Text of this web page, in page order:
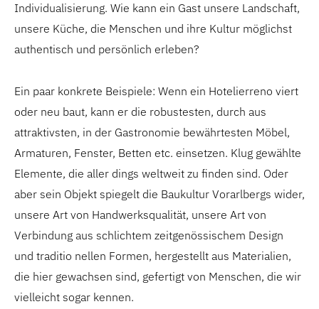
Individualisierung. Wie kann ein Gast unsere Landschaft,
unsere Küche, die Menschen und ihre Kultur möglichst
authentisch und persönlich erleben?
Ein paar konkrete Beispiele: Wenn ein Hotelierreno viert
oder neu baut, kann er die robustesten, durch aus
attraktivsten, in der Gastronomie bewährtesten Möbel,
Armaturen, Fenster, Betten etc. einsetzen. Klug gewählte
Elemente, die aller dings weltweit zu finden sind. Oder
aber sein Objekt spiegelt die Baukultur Vorarlbergs wider,
unsere Art von Handwerksqualität, unsere Art von
Verbindung aus schlichtem zeitgenössischem Design
und traditio nellen Formen, hergestellt aus Materialien,
die hier gewachsen sind, gefertigt von Menschen, die wir
vielleicht sogar kennen.